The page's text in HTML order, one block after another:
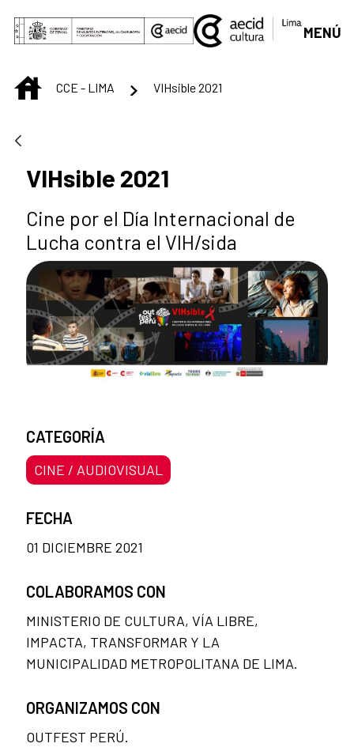
Saltar al contenido principal
MENÚ
INICIOCCE - LIMA VIHsible 2021
VIHsible 2021
Cine por el Día Internacional de
Lucha contra el VIH/sida
CATEGORÍA
CINE / AUDIOVISUAL
FECHA
01 DICIEMBRE 2021
COLABORAMOS CON
MINISTERIO DE CULTURA, VÍA LIBRE,
IMPACTA, TRANSFORMAR Y LA
MUNICIPALIDAD METROPOLITANA DE LIMA.
ORGANIZAMOS CON
OUTFEST PERÚ.